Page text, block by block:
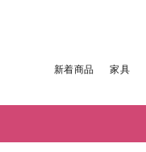
新着商品 家具